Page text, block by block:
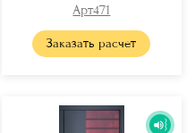
RAL
Арт471
Заказать расчет